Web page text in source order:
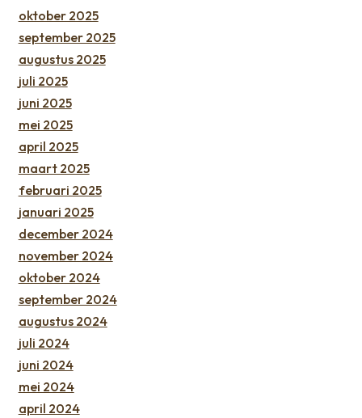
oktober 2025
september 2025
augustus 2025
juli 2025
juni 2025
mei 2025
april 2025
maart 2025
februari 2025
januari 2025
december 2024
november 2024
oktober 2024
september 2024
augustus 2024
juli 2024
juni 2024
mei 2024
april 2024